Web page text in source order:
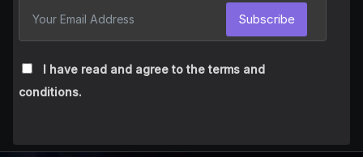
I have read and agree to the terms and
conditions.
Subscribe